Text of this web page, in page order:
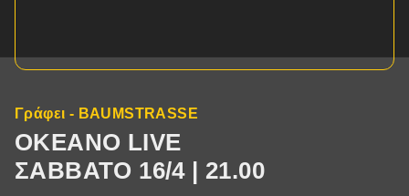
Γράφει - BAUMSTRASSE
OKEANO LIVE
ΣΑΒΒΑΤΟ 16/4 | 21.00